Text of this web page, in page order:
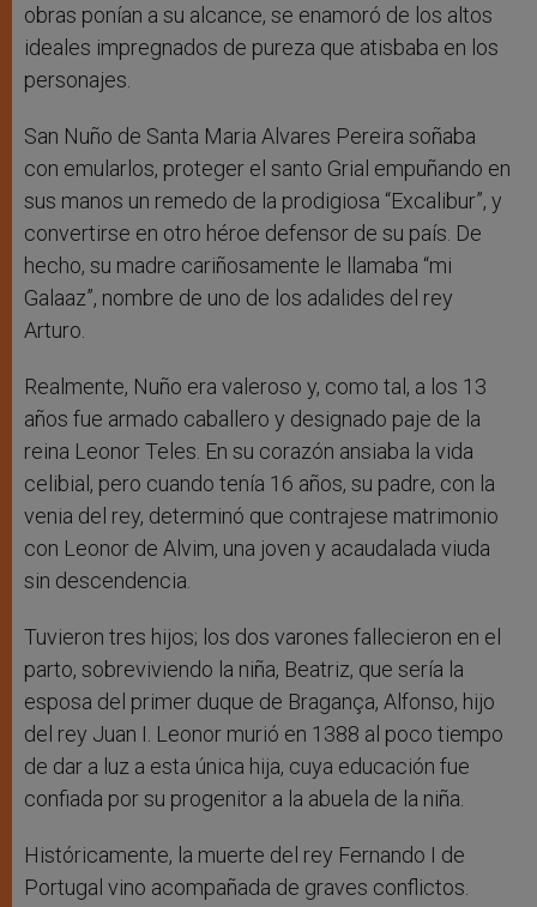
obras ponían a su alcance, se enamoró de los altos
ideales impregnados de pureza que atisbaba en los
personajes.
San Nuño de Santa Maria Alvares Pereira soñaba
con emularlos, proteger el santo Grial empuñando en
sus manos un remedo de la prodigiosa “Excalibur”, y
convertirse en otro héroe defensor de su país. De
hecho, su madre cariñosamente le llamaba “mi
Galaaz”, nombre de uno de los adalides del rey
Arturo.
Realmente, Nuño era valeroso y, como tal, a los 13
años fue armado caballero y designado paje de la
reina Leonor Teles. En su corazón ansiaba la vida
celibial, pero cuando tenía 16 años, su padre, con la
venia del rey, determinó que contrajese matrimonio
con Leonor de Alvim, una joven y acaudalada viuda
sin descendencia.
Tuvieron tres hijos; los dos varones fallecieron en el
parto, sobreviviendo la niña, Beatriz, que sería la
esposa del primer duque de Bragança, Alfonso, hijo
del rey Juan I. Leonor murió en 1388 al poco tiempo
de dar a luz a esta única hija, cuya educación fue
confiada por su progenitor a la abuela de la niña.
Históricamente, la muerte del rey Fernando I de
Portugal vino acompañada de graves conflictos.